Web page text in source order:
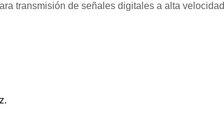
transmisión de señales digitales a alta velocidad